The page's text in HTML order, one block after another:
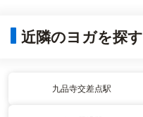
近隣のヨガを探す
九品寺交差点駅